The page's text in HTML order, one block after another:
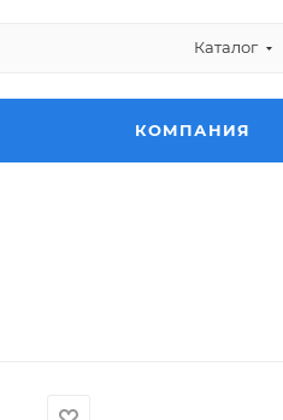
Каталог
КОМПАНИЯ